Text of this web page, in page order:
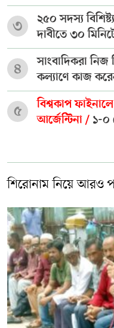
৩
২৫০ সদস্য
দাবীতে ৩০
৪
সাংবাদিকরা
কল্যাণে কাজ
৫
বিশ্বকাপ
আর্জেন্টিনা / ১-০
শিরোনাম নিয়ে আরও